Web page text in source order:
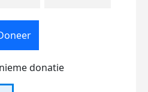
donatie